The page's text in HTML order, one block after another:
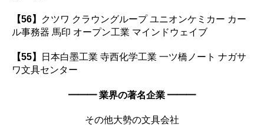
【56】
クツワ クラウングループ ユニオンケミカー カー
ル事務器 馬印 オープン工業 マインドウェイブ
【55】
日本白墨工業 寺西化学工業 一ツ橋ノート ナガサ
ワ文具センター
━━━ 業界の著名企業 ━━━
その他大勢の文具会社